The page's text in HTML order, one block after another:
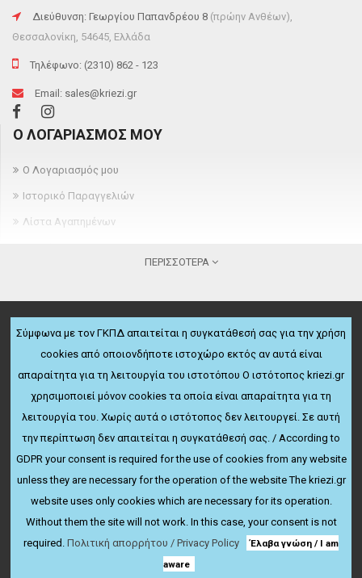
Διεύθυνση: Γεωργίου Παπανδρέου 8 (πρώην Ανθέων),
Θεσσαλονίκη, 54645, Ελλάδα
Τηλέφωνο: (2310) 862 - 123
Email: sales@kriezi.gr
Ο ΛΟΓΑΡΙΑΣΜΌΣ ΜΟΥ
Ο Λογαριασμός μου
Ιστορικό Παραγγελιών
Λίστα Αγαπημένων
Σχετικά
Όροι παραγγελίας και παράδοσης
Πολιτική ακύρωσης & επιστροφών
Όροι χρήσης
Πολιτική Απορρήτου
ΠΕΡΙΣΣΌΤΕΡΑ
Ευρετήριο Κατασκευαστών
Χάρτης Ιστότοπου
ΠΕΡΙΣΣΌΤΕΡΑ
ΔΩΡΕΆΝ ΜΕΤΑΦΟΡΙΚΆ
Για παραγγελίες άνω των 50€
ΕΚΠΤΏΣΕΙΣ ΤΑΚΤΙΚΏΝ ΠΕΛΑΤΏΝ
Μέχρι 25% έκπτωση
Σύμφωνα με τον ΓΚΠΔ απαιτείται η συγκατάθεσή σας για την χρήση
cookies από οποιονδήποτε ιστοχώρο εκτός αν αυτά είναι
απαραίτητα για τη λειτουργία του ιστοτόπου Ο ιστότοπος kriezi.gr
χρησιμοποιεί μόνον cookies τα οποία είναι απαραίτητα για τη
λειτουργία του. Χωρίς αυτά ο ιστότοπος δεν λειτουργεί. Σε αυτή
την περίπτωση δεν απαιτείται η συγκατάθεσή σας. / According to
GDPR your consent is required for the use of cookies from any website
unless they are necessary for the operation of the website The kriezi.gr
website uses only cookies which are necessary for its operation.
Without them the site will not work. In this case, your consent is not
required. Πολιτική απορρήτου / Privacy Policy
Έλαβα γνώση / I am
aware
Powered byBaris Software Ltd.© 2019 - 2026 All Rights Reserved.